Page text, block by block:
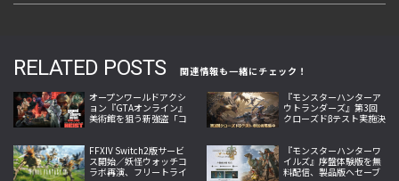
RELATED POSTS
関連情報も一緒にチェック！
オープンワールドアクシ
ョン『GTAオンライン』
美術館を狙う新強盗「コ
『モンスターハンターア
ウトランダーズ』第3回
クローズドβテスト実施決
開
FFXIV Switch2版サービ
ス開始／妖怪ウォッチコ
ラボ再演、フリートライ
『モンスターハンターワ
イルズ』序盤体験版を無
料配信、製品版へセーブ